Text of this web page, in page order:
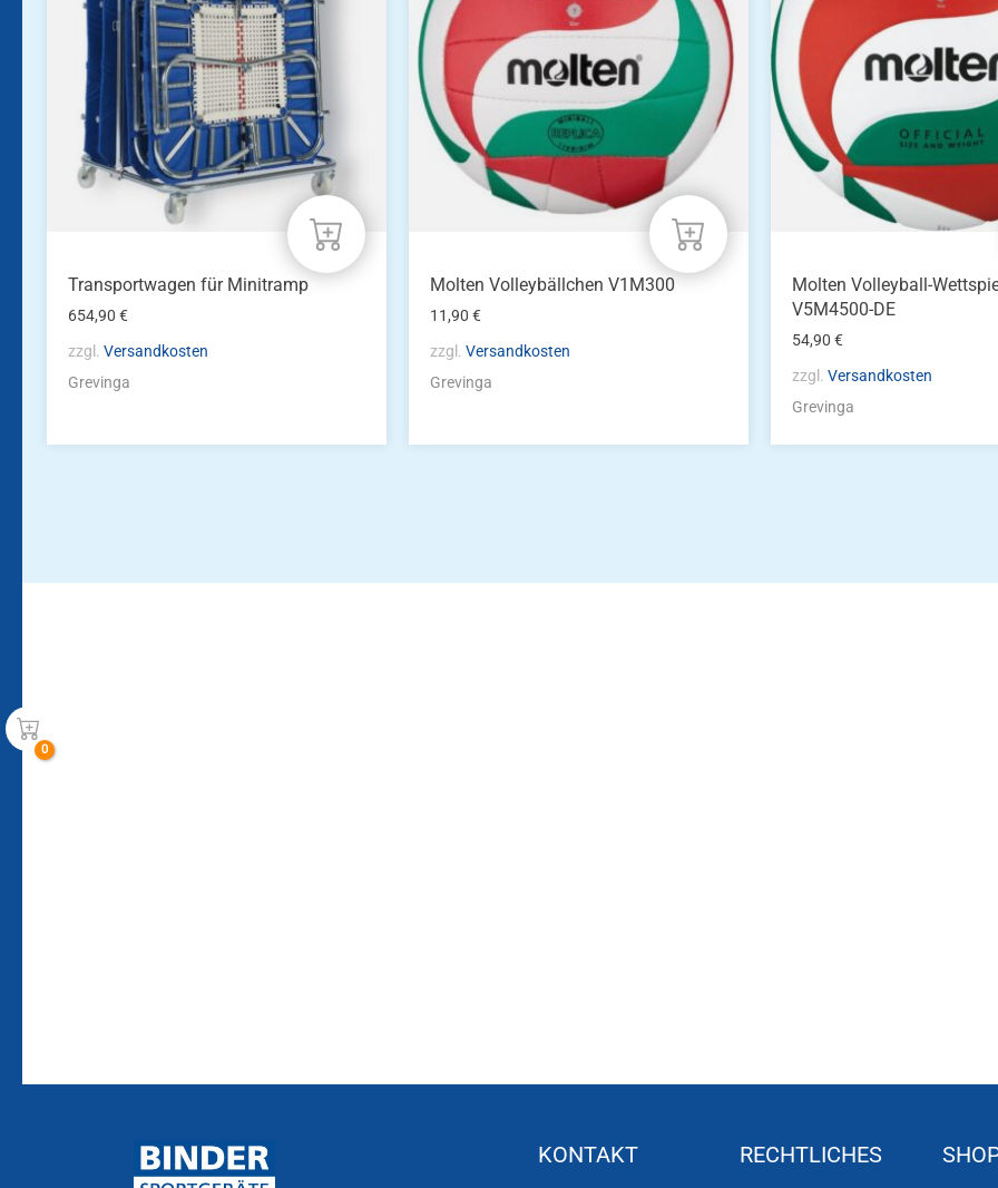
Transportwagen für Minitramp
654,90€
zzgl.Versandkosten
Grevinga
Molten Volleybällchen V1M300
11,90€
zzgl.Versandkosten
Grevinga
Molten Volleyball-
V5M4500-DE
54,90€
zzgl.Versandkosten
Grevinga
KONTAKT RECHTLICHES